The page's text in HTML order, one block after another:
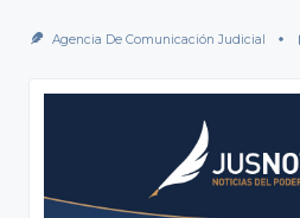
Agencia De Comunicación Judicial